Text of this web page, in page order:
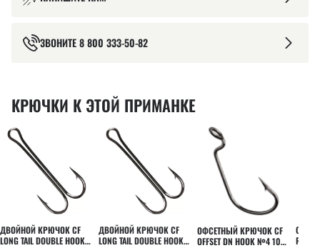
ЗВОНИТЕ8 800 333-50-82
КРЮЧКИ К ЭТОЙ ПРИМАНКЕ
ДВОЙНОЙ КРЮЧОК CF
LONG TAIL DOUBLE HOOK
ДВОЙНОЙ КРЮЧОК CF
LONG TAIL DOUBLE HOOK
ОФСЕТНЫЙ КРЮЧОК CF
OFFSET DN HOOK №4 10